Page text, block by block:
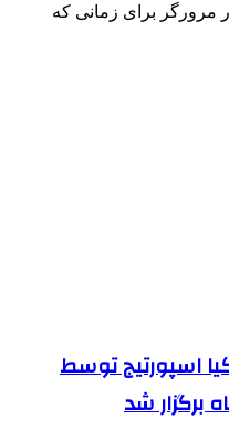
مرورگر برای زمانی که
اسپورتیج توسط
برگزار شد